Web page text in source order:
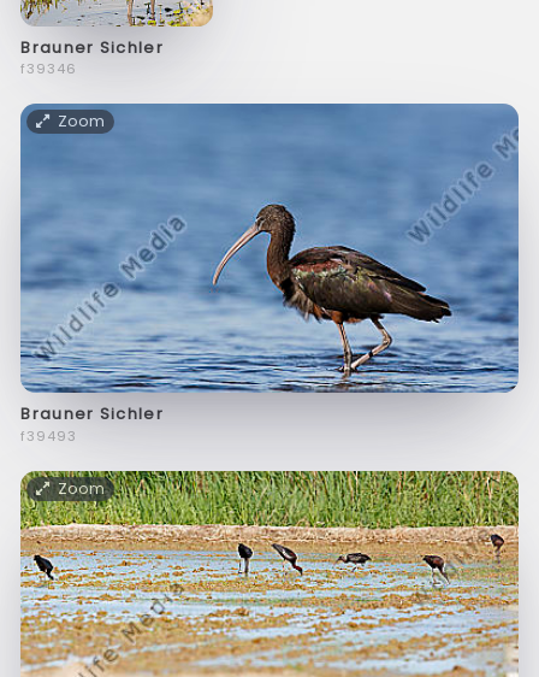
Brauner Sichler
f39346
Zoom
Brauner Sichler
f39493
Zoom